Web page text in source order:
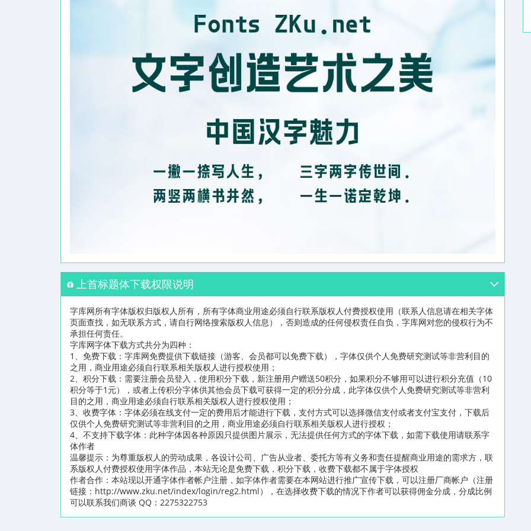
上首标题体下载权限说明
字库网所有字体版权归版权人所有，所有字体商业用途必须自行联系版权人付费授权使用（联系人信息请在相关字体
页面查找，如无联系方式，请自行网络搜索版权人信息），否则造成的任何侵权责任自负，字库网对您的侵权行为不
承担任何责任。
字库网字体下载方式共分为四种：
1、免费下载：字库网免费提供下载链接（游客、会员都可以免费下载），字体仅供个人免费研究测试等非营利目的
之用，商业用途必须自行联系相关版权人进行授权使用；
2、积分下载：需要注册会员登入，使用积分下载，新注册用户赠送50积分，如果积分不够用可以进行积分充值（10
积分等于1元），或者上传积分字体供其他会员下载可获得一定的积分分成，此字体仅供个人免费研究测试等非营利
目的之用，商业用途必须自行联系相关版权人进行授权使用；
3、收费字体：字体必须在线支付一定的费用后才能进行下载，支付方式可以选择微信支付或者支付宝支付，下载后
仅供个人免费研究测试等非营利目的之用，商业用途必须自行联系相关版权人进行授权；
4、不支持下载字体：此种字体因各种原因只提供图片展示，无法提供任何方式的字体下载，如需下载使用请联系字
体作者
温馨提示：为尊重版权人的劳动成果，各设计公司、广告从业者、委托方等有义务和责任提醒商业用途的需求方，联
系版权人付费授权使用字体作品，本站无论是免费下载，积分下载，收费下载都不属于字体授权
作者合作：本站现以开通字体作者帐户注册，如字体作者需要在本网站进行推广宣传下载，可以注册厂商帐户（注册
链接：http://www.zku.net/index/login/reg2.html），在选择收费下载的情况下作者可以获得佣金分成，分成比例
可以联系我们商谈 QQ：2275322753